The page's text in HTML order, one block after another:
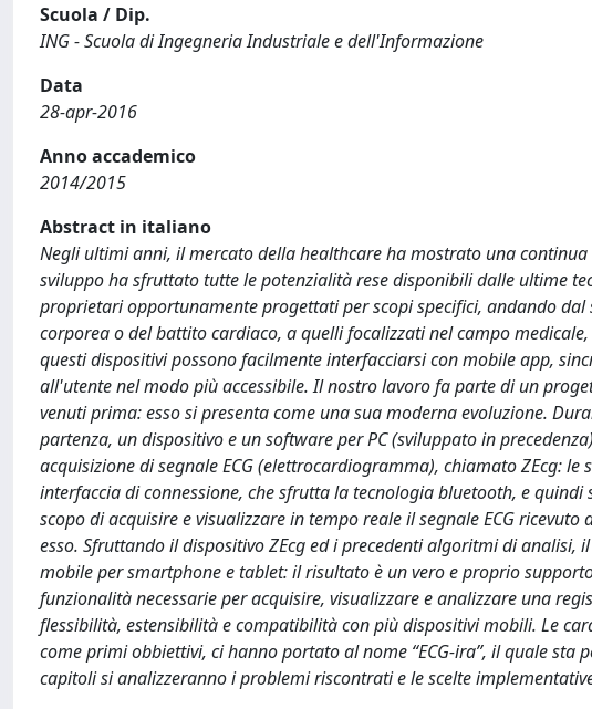
Scuola / Dip.
ING - Scuola di Ingegneria Industriale e dell'Informazione
Data
28-apr-2016
Anno accademico
2014/2015
Abstract in italiano
Negli ultimi anni, il mercato della healthcare ha mostrato una
sviluppo ha sfruttato tutte le potenzialità rese disponibili dalle ultime
proprietari opportunamente progettati per scopi specifici, andando
corporea o del battito cardiaco, a quelli focalizzati nel campo
questi dispositivi possono facilmente interfacciarsi con mobile app,
all'utente nel modo più accessibile. Il nostro lavoro fa parte di un
venuti prima: esso si presenta come una sua moderna evoluzione.
partenza, un dispositivo e un software per PC (sviluppato in
acquisizione di segnale ECG (elettrocardiogramma), chiamato ZEcg:
interfaccia di connessione, che sfrutta la tecnologia bluetooth, e
scopo di acquisire e visualizzare in tempo reale il segnale ECG
esso. Sfruttando il dispositivo ZEcg ed i precedenti algoritmi di
mobile per smartphone e tablet: il risultato è un vero e proprio
funzionalità necessarie per acquisire, visualizzare e analizzare una
flessibilità, estensibilità e compatibilità con più dispositivi mobili. Le
come primi obbiettivi, ci hanno portato al nome “ECG-ira”, il quale sta
capitoli si analizzeranno i problemi riscontrati e le scelte